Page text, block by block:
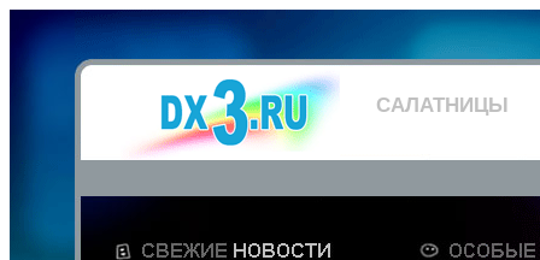
САЛАТНИЦЫ